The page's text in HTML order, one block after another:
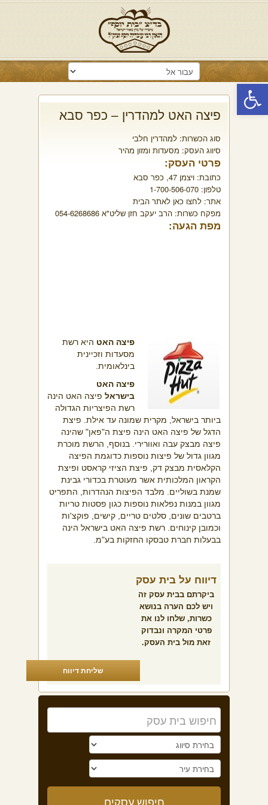
פתח סרגל נגישות
פיצה האט למהדרין – כפר סבא
סוג הכשרות: למהדרין חלבי
סיווג העסק: מסעדות ומזון מהיר
פרטי העסק:
כתובת: ויצמן 47, כפר סבא
טלפון: 1-700-506-070
אתר: לחצו כאן לאתר הבית
מפקח כשרות: הרב יעקב חזן שליט"א 054-6268686
מפת הגעה:
פיצה האט היא רשת
מסעדות וזכיינית
בינלאומית.
פיצה האט
בישראל פיצה האט הינה
רשת הפיצריות הגדולה
ביותר בישראל, מקרית שמונה עד אילת. פיצת
הדגל של פיצה האט הינה פיצת ה"פאן" שהינה
פיצה מבצק עבה ואוורירי. בנוסף, הרשת מוכרת
מגוון גדול של פיצות נוספות כדוגמת הפיצה
הקלאסית מבצק דק, פיצת הציזי קראסט ופיצת
הקראון המלכותית אשר מעוטרת בכדורי גבינת
שמנת בשוליים. מלבד הפיצות הנהדרות, התפריט
מגוון במנות נפלאות נוספות כגון פסטות טריות
ברטבים שונים, סלטים טריים, קישים, פוקצ'ות
וכמובן קינוחים. רשת פיצה האט בישראל הינה
בבעלות חברת טבסקו החזקות בע"מ
דיווח על בית עסק
ביקרתם בבית עסק זה
ויש לכם הערה בנושא
כשרות, שלחו לנו את
פרטי המקרה ונבדוק
זאת מול בית העסק.
שליחת דיווח